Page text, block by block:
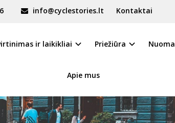
info@cyclestories.lt Kontaktai
ir laikikliai Priežiūra Nuoma
Apie mus